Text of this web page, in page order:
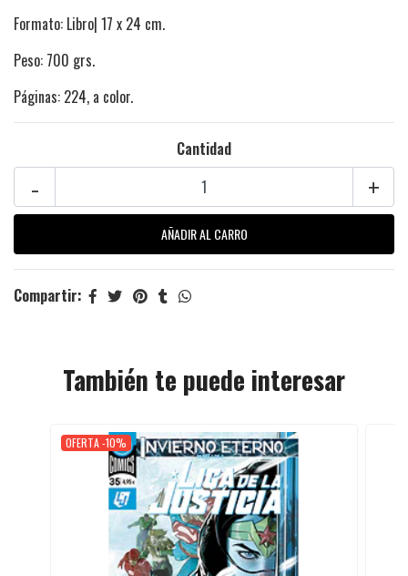
Formato: Libro| 17 x 24 cm.
Peso: 700 grs.
Páginas: 224, a color.
Cantidad
+
-
Compartir:
También te puede interesar
OFERTA -10%